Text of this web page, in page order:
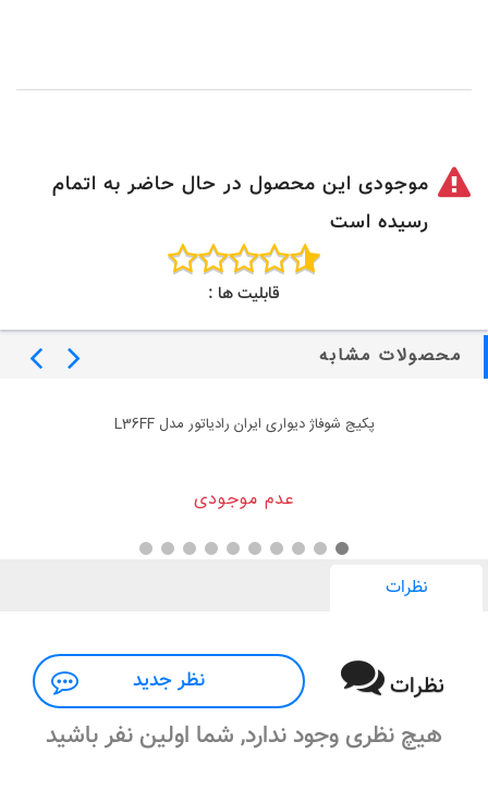
موجودی این محصول در حال حاضر به اتمام
رسیده است
قابلیت ها :
محصولات مشابه
پکیج شوفاژ دیواری ایران رادیاتور مدل L36FF
عدم موجودی
نظرات
نظرات نظر جدید
هیچ نظری وجود ندارد, شما اولین نفر باشید